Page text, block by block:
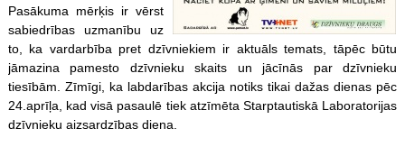
Pasākuma mērķis ir vērst
sabiedrības uzmanību uz
to, ka vardarbība pret dzīvniekiem ir aktuāls temats, tāpēc būtu
jāmazina pamesto dzīvnieku skaits un jācīnās par dzīvnieku
tiesībām. Zīmīgi, ka labdarības akcija notiks tikai dažas dienas pēc
24.aprīļa, kad visā pasaulē tiek atzīmēta Starptautiskā Laboratorijas
dzīvnieku aizsardzības diena.